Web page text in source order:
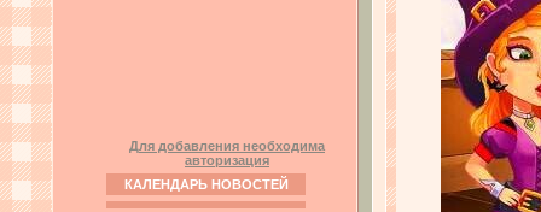
Для добавления необходима
авторизация
КАЛЕНДАРЬ НОВОСТЕЙ